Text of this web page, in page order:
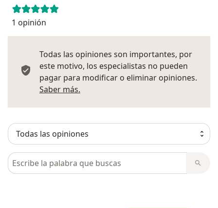
1 opinión
Todas las opiniones son importantes, por
este motivo, los especialistas no pueden
pagar para modificar o eliminar opiniones.
Saber más.
Busca en opiniones